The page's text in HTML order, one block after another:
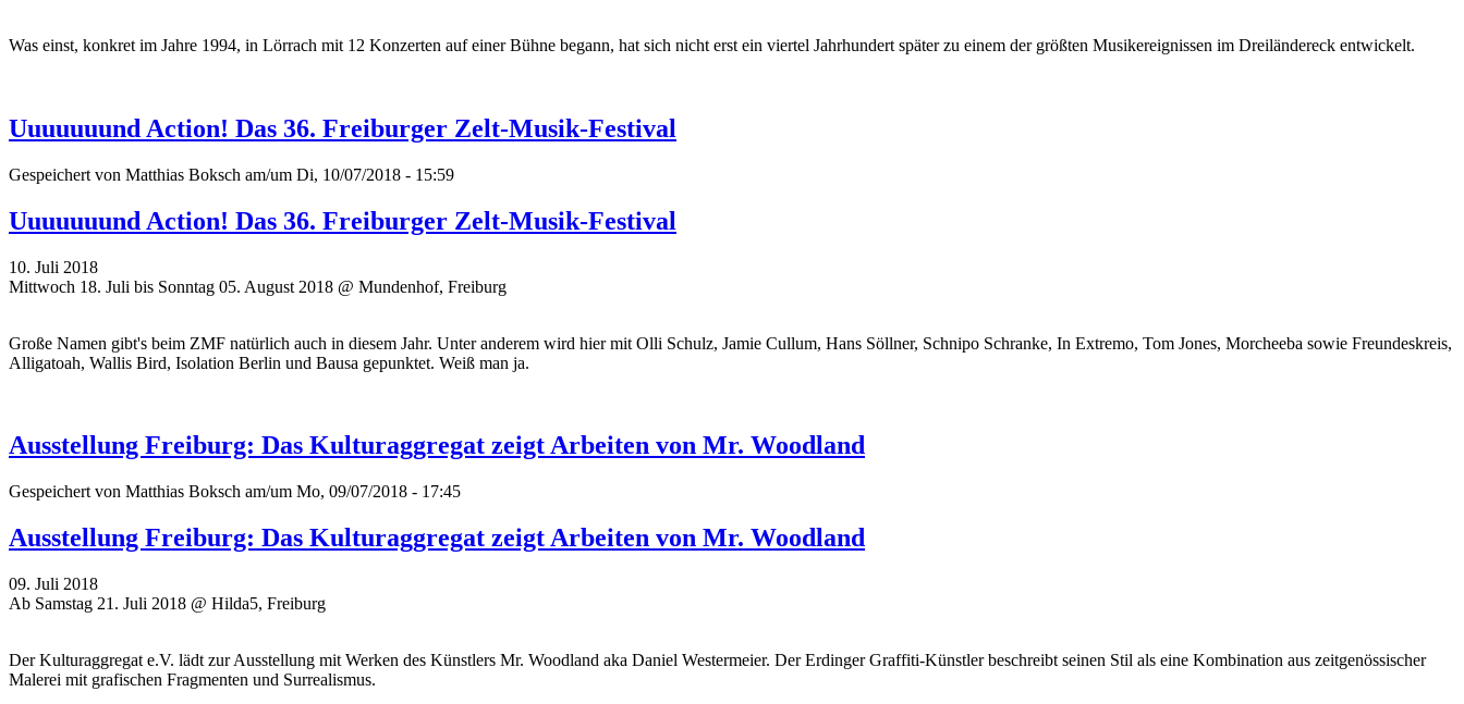
Was einst, konkret im Jahre 1994, in Lörrach mit 12 Konzerten auf einer Bühne begann, hat sich nicht erst ein viertel Jahrhundert später zu einem der größten Musikereignissen im Dreiländereck entwickelt.
Uuuuuuund Action! Das 36. Freiburger Zelt-Musik-Festival
Gespeichert von Matthias Boksch am/um Di, 10/07/2018 - 15:59
Uuuuuuund Action! Das 36. Freiburger Zelt-Musik-Festival
10. Juli 2018
Mittwoch 18. Juli bis Sonntag 05. August 2018 @ Mundenhof, Freiburg
Große Namen gibt's beim ZMF natürlich auch in diesem Jahr. Unter anderem wird hier mit Olli Schulz, Jamie Cullum, Hans Söllner, Schnipo Schranke, In Extremo, Tom Jones, Morcheeba sowie Freundeskreis,
Alligatoah, Wallis Bird, Isolation Berlin und Bausa gepunktet. Weiß man ja.
Ausstellung Freiburg: Das Kulturaggregat zeigt Arbeiten von Mr. Woodland
Gespeichert von Matthias Boksch am/um Mo, 09/07/2018 - 17:45
Ausstellung Freiburg: Das Kulturaggregat zeigt Arbeiten von Mr. Woodland
09. Juli 2018
Ab Samstag 21. Juli 2018 @ Hilda5, Freiburg
Der Kulturaggregat e.V. lädt zur Ausstellung mit Werken des Künstlers Mr. Woodland aka Daniel Westermeier. Der Erdinger Graffiti-Künstler beschreibt seinen Stil als eine Kombination aus zeitgenössischer
Malerei mit grafischen Fragmenten und Surrealismus.